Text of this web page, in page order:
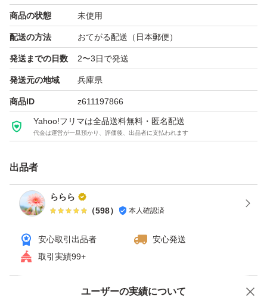
#マキアージュドラマティックパウダリーUV
#資生堂
#マキアージュ
#マキアージュドラマティックパウダリーEX
#マキアージュドラマティックパウダリーEXオークル10
#資生堂
人気シリーズドラマティックパウダリーEX
SPF20〜29
タイプパウダーファンデーション
商品の状態 未使用
配送の方法 おてがる配送（日本郵便）
発送までの日数 2〜3日で発送
発送元の地域 兵庫県
商品ID z611197866
Yahoo!フリマは全品送料無料・匿名配送
代金は運営が一旦預かり、評価後、出品者に支払われます
出品者
ららら
（598） 本人確認済
安心取引出品者
安心発送
取引実績99+
ユーザーの実績について
価格の相談 商品への質問